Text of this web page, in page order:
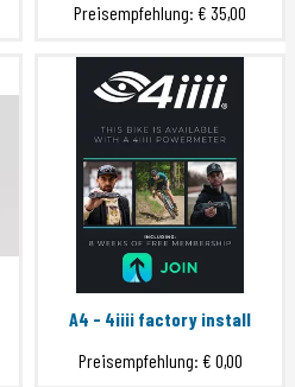
Preisempfehlung: € 35,00
A4 - 4iiii factory install
Preisempfehlung: € 0,00